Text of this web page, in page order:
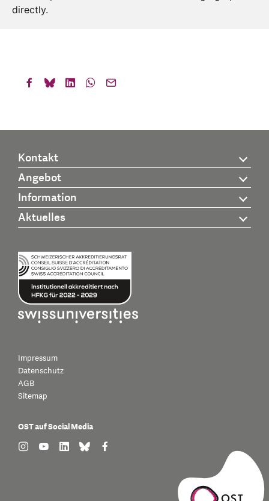
directly.
Kontakt
Angebot
Information
Aktuelles
Impressum
Datenschutz
AGB
Sitemap
OST auf Social Media
find us on: instagram
find us on: youtube
find us on: linkedin
find us on: bluesky
find us on: facebook